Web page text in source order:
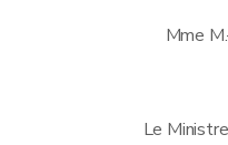
Mme
Le